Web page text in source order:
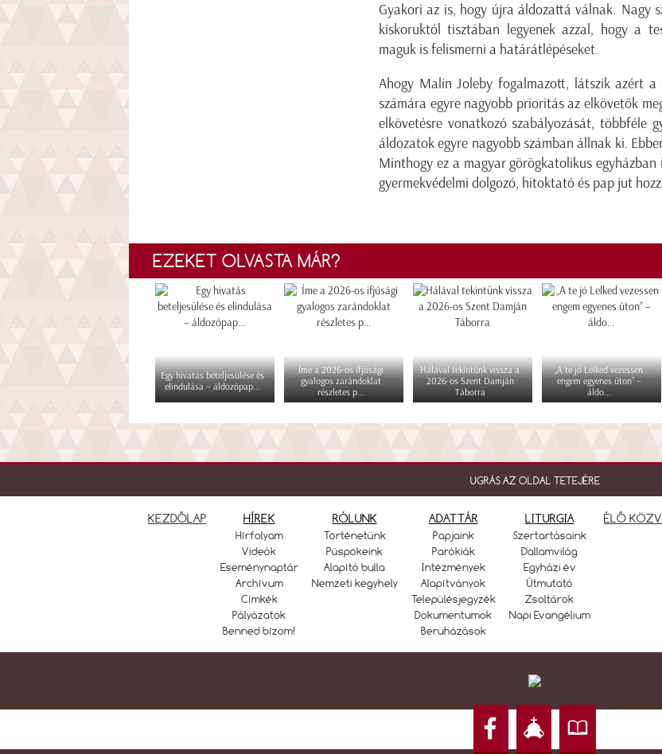
Gyakori az is, hogy újra áldozattá válnak. Nagy
kiskoruktól tisztában legyenek azzal, hogy a
maguk is felismerni a határátlépéseket.
Ahogy Malin Joleby fogalmazott, látszik azért
számára egyre nagyobb prioritás az elkövetők
elkövetésre vonatkozó szabályozását, többféle
áldozatok egyre nagyobb számban állnak ki.
Minthogy ez a magyar görögkatolikus
gyermekvédelmi dolgozó, hitoktató és pap jut
EZEKET OLVASTA MÁR?
Egy hivatás beteljesülése és
elindulása – áldozópap...
Íme a 2026-os ifjúsági
gyalogos zarándoklat
részletes p...
Hálával tekintünk vissza a
2026-os Szent Damján
Táborra
„A te jó Lelked vezessen
engem egyenes úton” –
áldo...
UGRÁS AZ OLDAL TETEJÉRE
KEZDŐLAP HÍREK
Hírfolyam
Videók
Eseménynaptár
Archívum
Címkék
Pályázatok
Benned bízom!
RÓLUNK
Történetünk
Püspökeink
Alapító bulla
Nemzeti kegyhely
ADATTÁR
Papjaink
Parókiák
Intézmények
Alapítványok
Településjegyzék
Dokumentumok
Beruházások
LITURGIA
Szertartásaink
Dallamvilág
Egyházi év
Útmutató
Zsoltárok
Napi Evangélium
ÉLŐ